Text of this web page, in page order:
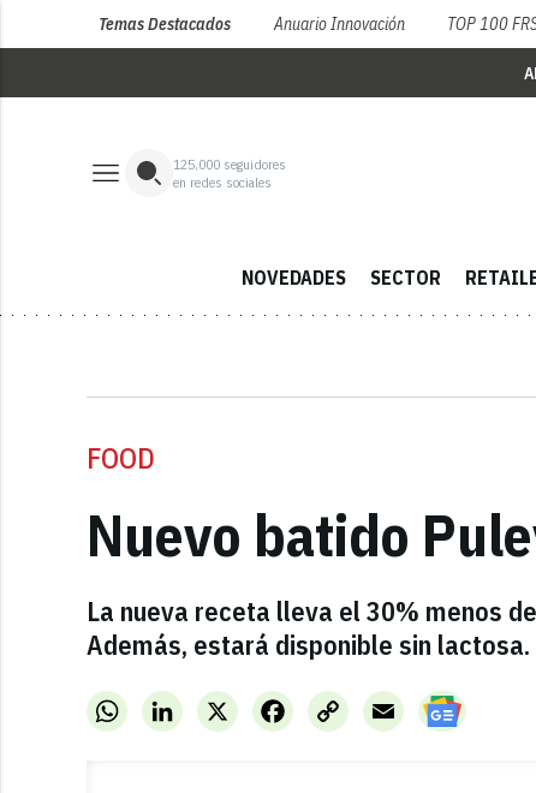
Temas Destacados Anuario Innovación TOP 100
125,000 seguidores
en redes sociales
NOVEDADES SECTOR
FOOD
Nuevo batido
La nueva receta lleva el 30% menos
Además, estará disponible sin lactosa.
WhatsAppLinkedInX FacebookCopy
Link
Email